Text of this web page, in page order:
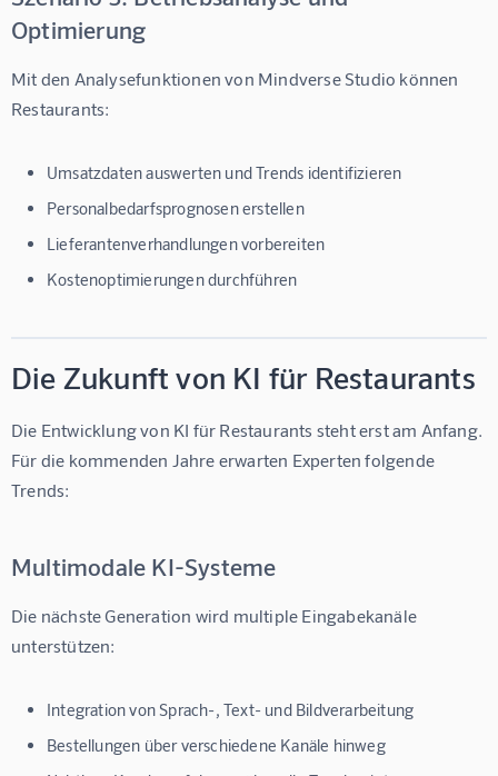
Optimierung
Mit den Analysefunktionen von Mindverse Studio können
Restaurants:
Umsatzdaten auswerten und Trends identifizieren
Personalbedarfsprognosen erstellen
Lieferantenverhandlungen vorbereiten
Kostenoptimierungen durchführen
Die Zukunft von KI für Restaurants
Die Entwicklung von KI für Restaurants steht erst am Anfang.
Für die kommenden Jahre erwarten Experten folgende
Trends:
Multimodale KI-Systeme
Die nächste Generation wird multiple Eingabekanäle
unterstützen:
Integration von Sprach-, Text- und Bildverarbeitung
Bestellungen über verschiedene Kanäle hinweg